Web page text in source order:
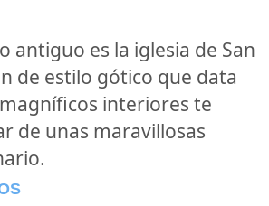
antiguo es la iglesia de San
de estilo gótico que data
interiores te
de unas maravillosas